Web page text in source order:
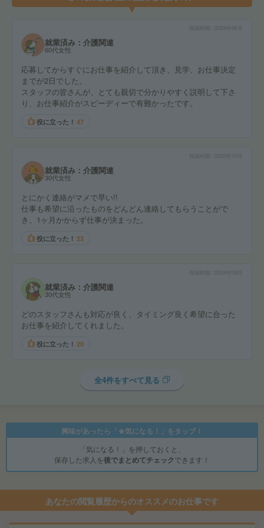
2024年06月
就業済み：介護関連
60代女性
応募してからすぐにお仕事を紹介して頂き、見学、お仕事決定
までが2日でした。
スタッフの皆さんが、とても親切で分かりやすく説明して下さ
り、お仕事紹介がスピーディーで有難かったです。
役に立った！ 47
2023年10月
就業済み：介護関連
30代女性
とにかく連絡がマメで早い!!
仕事も希望に沿ったものをどんどん連絡してもらうことがで
き、1ヶ月かからず仕事が決まった。
役に立った！ 23
2024年09月
就業済み：介護関連
30代女性
どのスタッフさんも対応が良く、タイミング良く希望に合った
お仕事を紹介してくれました。
役に立った！ 20
全4件をすべて見る
興味があったら「★気になる！」をタップ！
「気になる！」を押しておくと、
保存した求人を後でまとめてチェックできます！
あなたの閲覧履歴からのオススメのお仕事です